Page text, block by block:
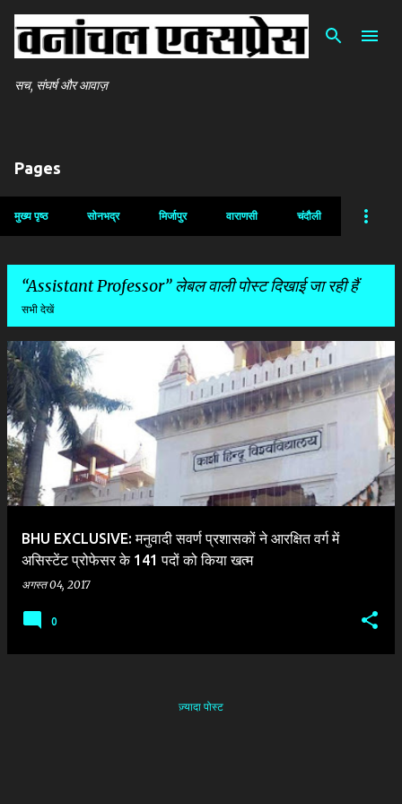
सीधे मुख्य सामग्री पर जाएं
सच, संघर्ष और आवाज़
Pages
मुख्य पृष्ठ सोनभद्र मिर्जापुर वाराणसी चंदौली
Assistant Professor लेबल वाली पोस्ट दिखाई जा रही हैं
सभी देखें
सं
दे
श
BHU EXCLUSIVE: मनुवादी सवर्ण प्रशासकों ने आरक्षित वर्ग में
असिस्टेंट प्रोफेसर के 141 पदों को किया खत्म
अगस्त 04, 2017
0
ज़्यादा पोस्ट